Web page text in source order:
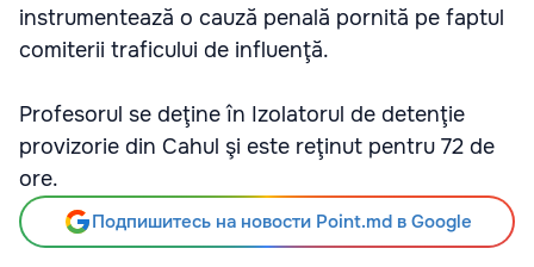
instrumentează o cauză penală pornită pe faptul
comiterii traficului de influenţă.
Profesorul se deţine în Izolatorul de detenţie
provizorie din Cahul şi este reţinut pentru 72 de
ore.
Подпишитесь на новости Point.md в Google